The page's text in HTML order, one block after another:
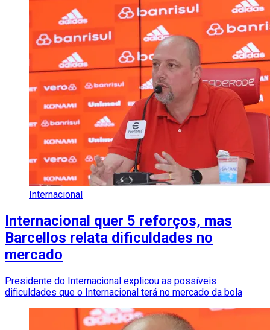
Internacional
Internacional quer 5 reforços, mas
Barcellos relata dificuldades no
mercado
Presidente do Internacional explicou as possíveis
dificuldades que o Internacional terá no mercado da bola